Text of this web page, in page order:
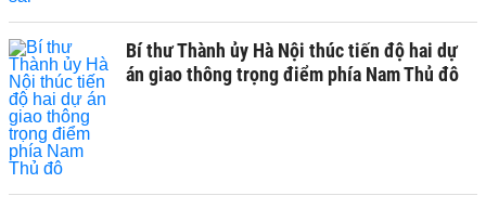
Bí thư Thành ủy Hà Nội thúc tiến độ hai dự
án giao thông trọng điểm phía Nam Thủ đô